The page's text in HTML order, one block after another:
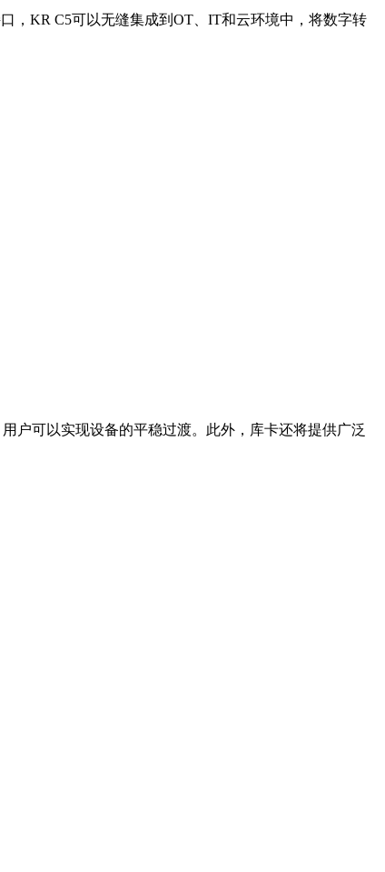
，KR C5可以无缝集成到OT、IT和云环境中，将数字转
户可以实现设备的平稳过渡。此外，库卡还将提供广泛